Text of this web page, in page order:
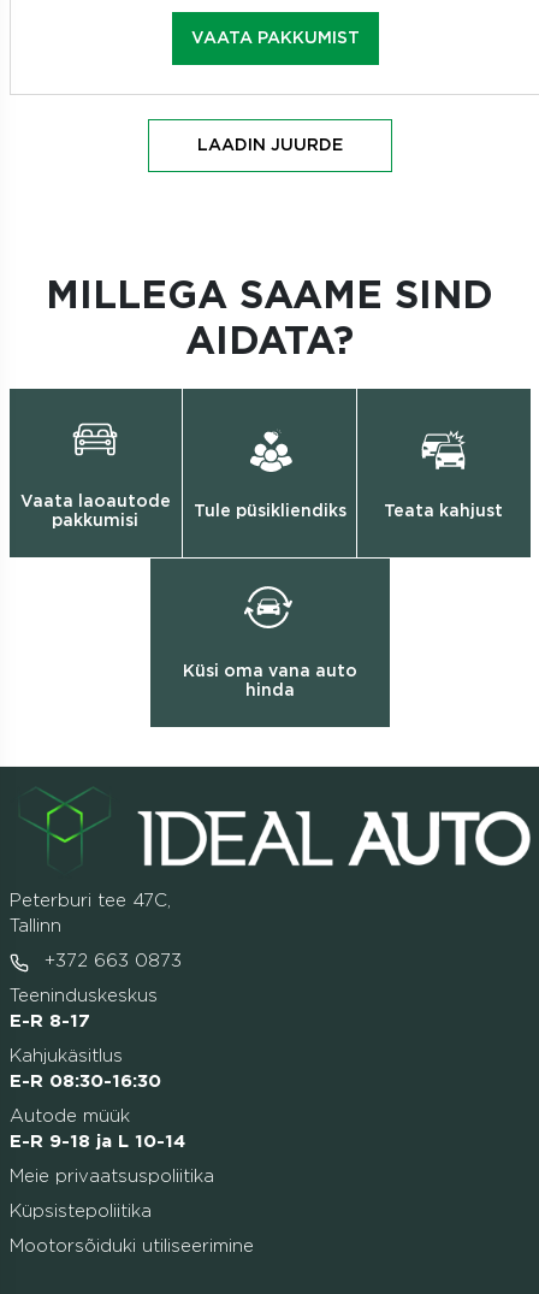
VAATA PAKKUMIST
LAADIN JUURDE
MILLEGA SAAME SIND
AIDATA?
Vaata laoautode
pakkumisi
Tule püsikliendiks Teata kahjust
Küsi oma vana auto
hinda
Peterburi tee 47C,
Tallinn
+372 663 0873
Teeninduskeskus
E-R 8-17
Kahjukäsitlus
E-R 08:30-16:30
Autode müük
E-R 9-18 ja L 10-14
Meie privaatsuspoliitika
Küpsistepoliitika
Mootorsõiduki utiliseerimine